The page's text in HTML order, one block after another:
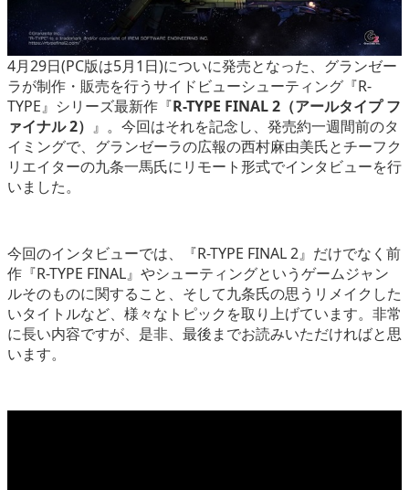
4月29日(PC版は5月1日)についに発売となった、グランゼー
ラが制作・販売を行うサイドビューシューティング『R-
TYPE』シリーズ最新作『R-TYPE FINAL 2（アールタイプ フ
ァイナル 2） 』。今回はそれを記念し、発売約一週間前のタ
イミングで、グランゼーラの広報の西村麻由美氏とチーフク
リエイターの九条一馬氏にリモート形式でインタビューを行
いました。
今回のインタビューでは、『R-TYPE FINAL 2』だけでなく前
作『R-TYPE FINAL』やシューティングというゲームジャン
ルそのものに関すること、そして九条氏の思うリメイクした
いタイトルなど、様々なトピックを取り上げています。非常
に長い内容ですが、是非、最後までお読みいただければと思
います。